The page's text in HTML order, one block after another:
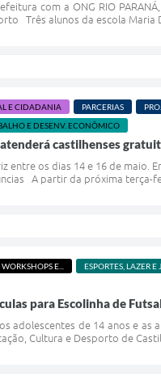
com a ONG RIO
Três alunos da escola Maria
E CIDADANIA PARCERIAS
E DESENV. ECONÔMICO
castilhenses
entre os dias 14 e 16 de maio.
A partir da próxima terça-
E... ESPORTES, LAZER
para Escolinha de
adolescentes de 14 anos e
Cultura e Desporto de